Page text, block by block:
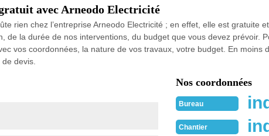
avec Arneodo Electricité
rien chez l’entreprise Arneodo Electricité ; en effet, elle est gratuite
de la durée de nos interventions, du budget que vous devez prévoir.
vos coordonnées, la nature de vos travaux, votre budget. En moins
devis.
Nos coordonnées
Bureau
Chantier